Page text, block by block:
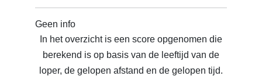
Geen info
In het overzicht is een score opgenomen die
berekend is op basis van de leeftijd van de
loper, de gelopen afstand en de gelopen tijd.